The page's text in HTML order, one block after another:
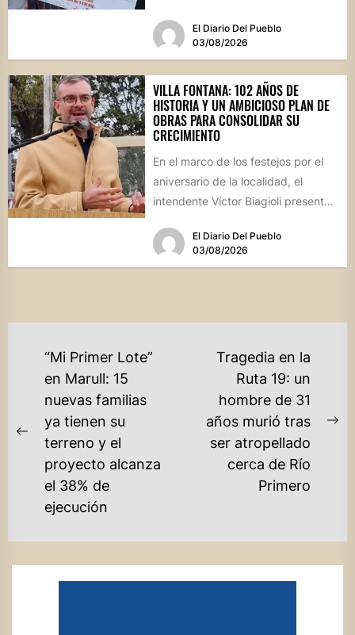
El Diario Del Pueblo
03/08/2026
VILLA FONTANA: 102 AÑOS DE
HISTORIA Y UN AMBICIOSO PLAN DE
OBRAS PARA CONSOLIDAR SU
CRECIMIENTO
En el marco de los festejos por el
aniversario de la localidad, el
intendente Víctor Biagioli presentó
El Diario Del Pueblo
03/08/2026
NAVEGACIÓN
ENTRADAS
Previous
post:
“Mi Primer Lote”
en Marull: 15
nuevas familias
ya tienen su
terreno y el
proyecto alcanza
el 38% de
ejecución
Tragedia en la
Ruta 19: un
hombre de 31
años murió tras
ser atropellado
cerca de Río
Primero